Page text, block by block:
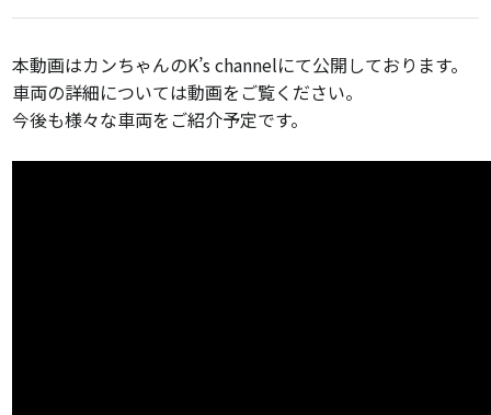
本動画はカンちゃんのK’s channelにて公開しております。
車両の詳細については動画をご覧ください。
今後も様々な車両をご紹介予定です。